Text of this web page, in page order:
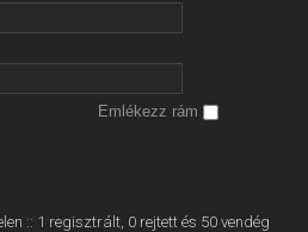
Emlékezz rám
:: 1 regisztrált, 0 rejtett és 50 vendég